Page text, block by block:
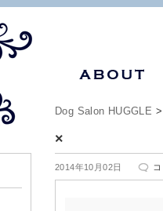
Dog Salon HUGGLE
×
2014年10月02日
×
は